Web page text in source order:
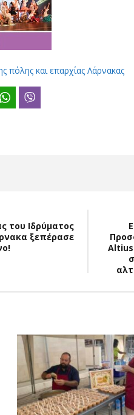
πόλης και επαρχίας Λάρνακας
WhatsApp
του Ιδρύματος
ξεπέρασε
Altius